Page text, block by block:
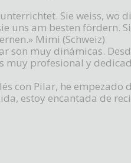
Sie weiss, wo
uns am besten fördern.
Mimi (Schweiz)
son muy dinámicas.
muy profesional y
con Pilar, he empezado
estoy encantada de